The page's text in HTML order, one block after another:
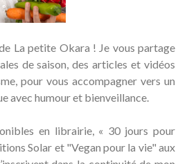
La petite Okara ! Je vous partage
de saison, des articles et vidéos
pour vous accompagner vers un
avec humour et bienveillance.
en librairie, « 30 jours pour
Solar et "Vegan pour la vie" aux